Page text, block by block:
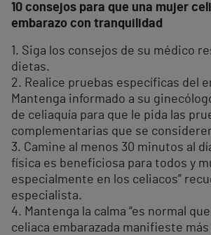
10 consejos para que una mujer
embarazo con tranquilidad
1. Siga los consejos de su médico
dietas.
2. Realice pruebas específicas del
Mantenga informado a su
de celiaquía para que le pida las
complementarias que se
3. Camine al menos 30 minutos al
física es beneficiosa para todos y
especialmente en los celiacos”
especialista.
4. Mantenga la calma “es normal
celiaca embarazada manifieste